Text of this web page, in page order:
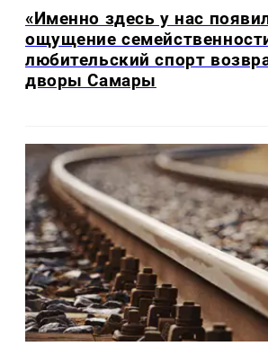
«Именно здесь у нас
ощущение
любительский спорт
дворы Самары